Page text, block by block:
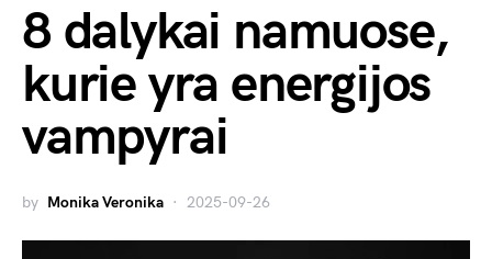
8 dalykai namuose,
kurie yra energijos
vampyrai
by Monika Veronika 2025-09-26